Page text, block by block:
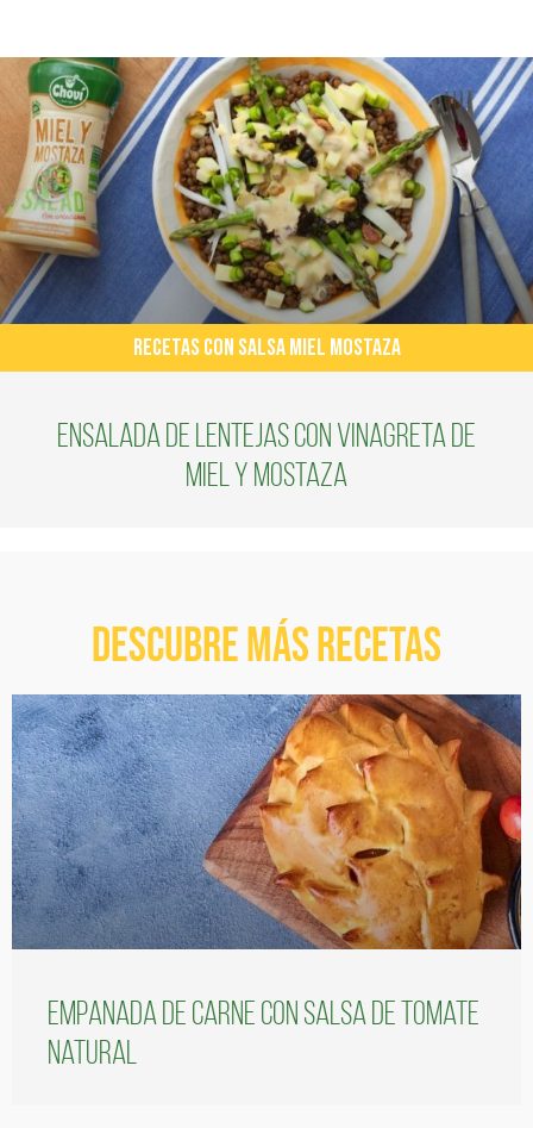
RECETAS CON SALSA MIEL MOSTAZA
Ensalada de lentejas con vinagreta de
miel y mostaza
Descubre más recetas
Empanada de carne con salsa de tomate
natural